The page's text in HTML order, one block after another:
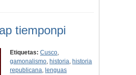
tiemponpi
Etiquetas: Cusco,
gamonalismo, historia, historia
republicana, lenguas